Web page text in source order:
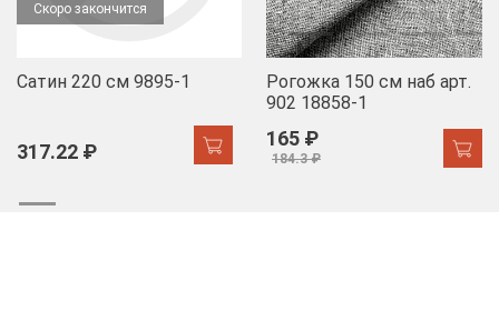
Скоро закончится
Сатин 220 см 9895-1
317.22 ₽
Рогожка 150 см наб арт.
902 18858-1
165 ₽
184.3 ₽